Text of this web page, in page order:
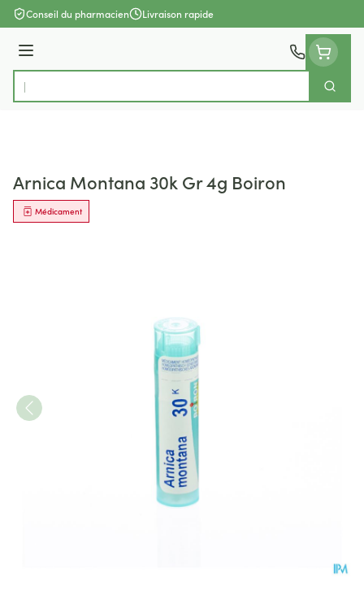
Aller au contenu
Conseil du pharmacien Livraison rapide
Menu
Rechercher
Arnica Montana 30k Gr 4g Boiron
Médicament